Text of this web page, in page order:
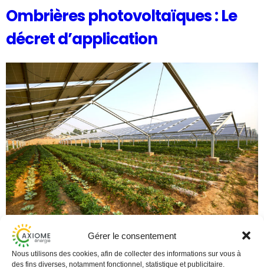
Gérer le consentement
Nous utilisons des cookies, afin de collecter des informations sur vous à
des fins diverses, notamment fonctionnel, statistique et publicitaire.
Ombrières photovoltaïques : Le
décret d’application
Le décret d’application est en fin paru au journal officiel
le 13 novembre 2024 : Ce qu’on peut en retenir :– plus
besoin de Permis de construire, une déclaration de